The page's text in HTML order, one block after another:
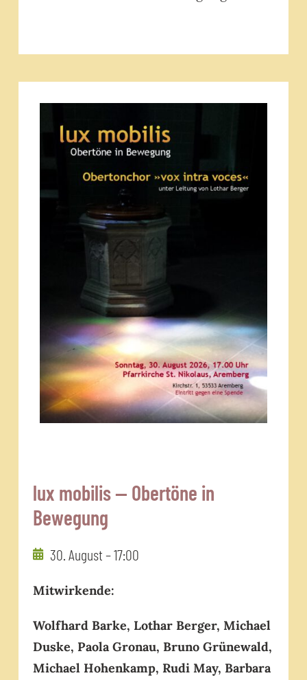
lux mobilis — Obertöne in
Bewegung
30. August – 17:00
Mitwirkende:
Wolfhard Barke, Lothar Berger, Michael
Duske, Paola Gronau, Bruno Grünewald,
Michael Hohenkamp, Rudi May, Barbara